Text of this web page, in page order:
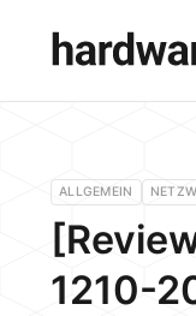
ALLGEMEIN
1210-